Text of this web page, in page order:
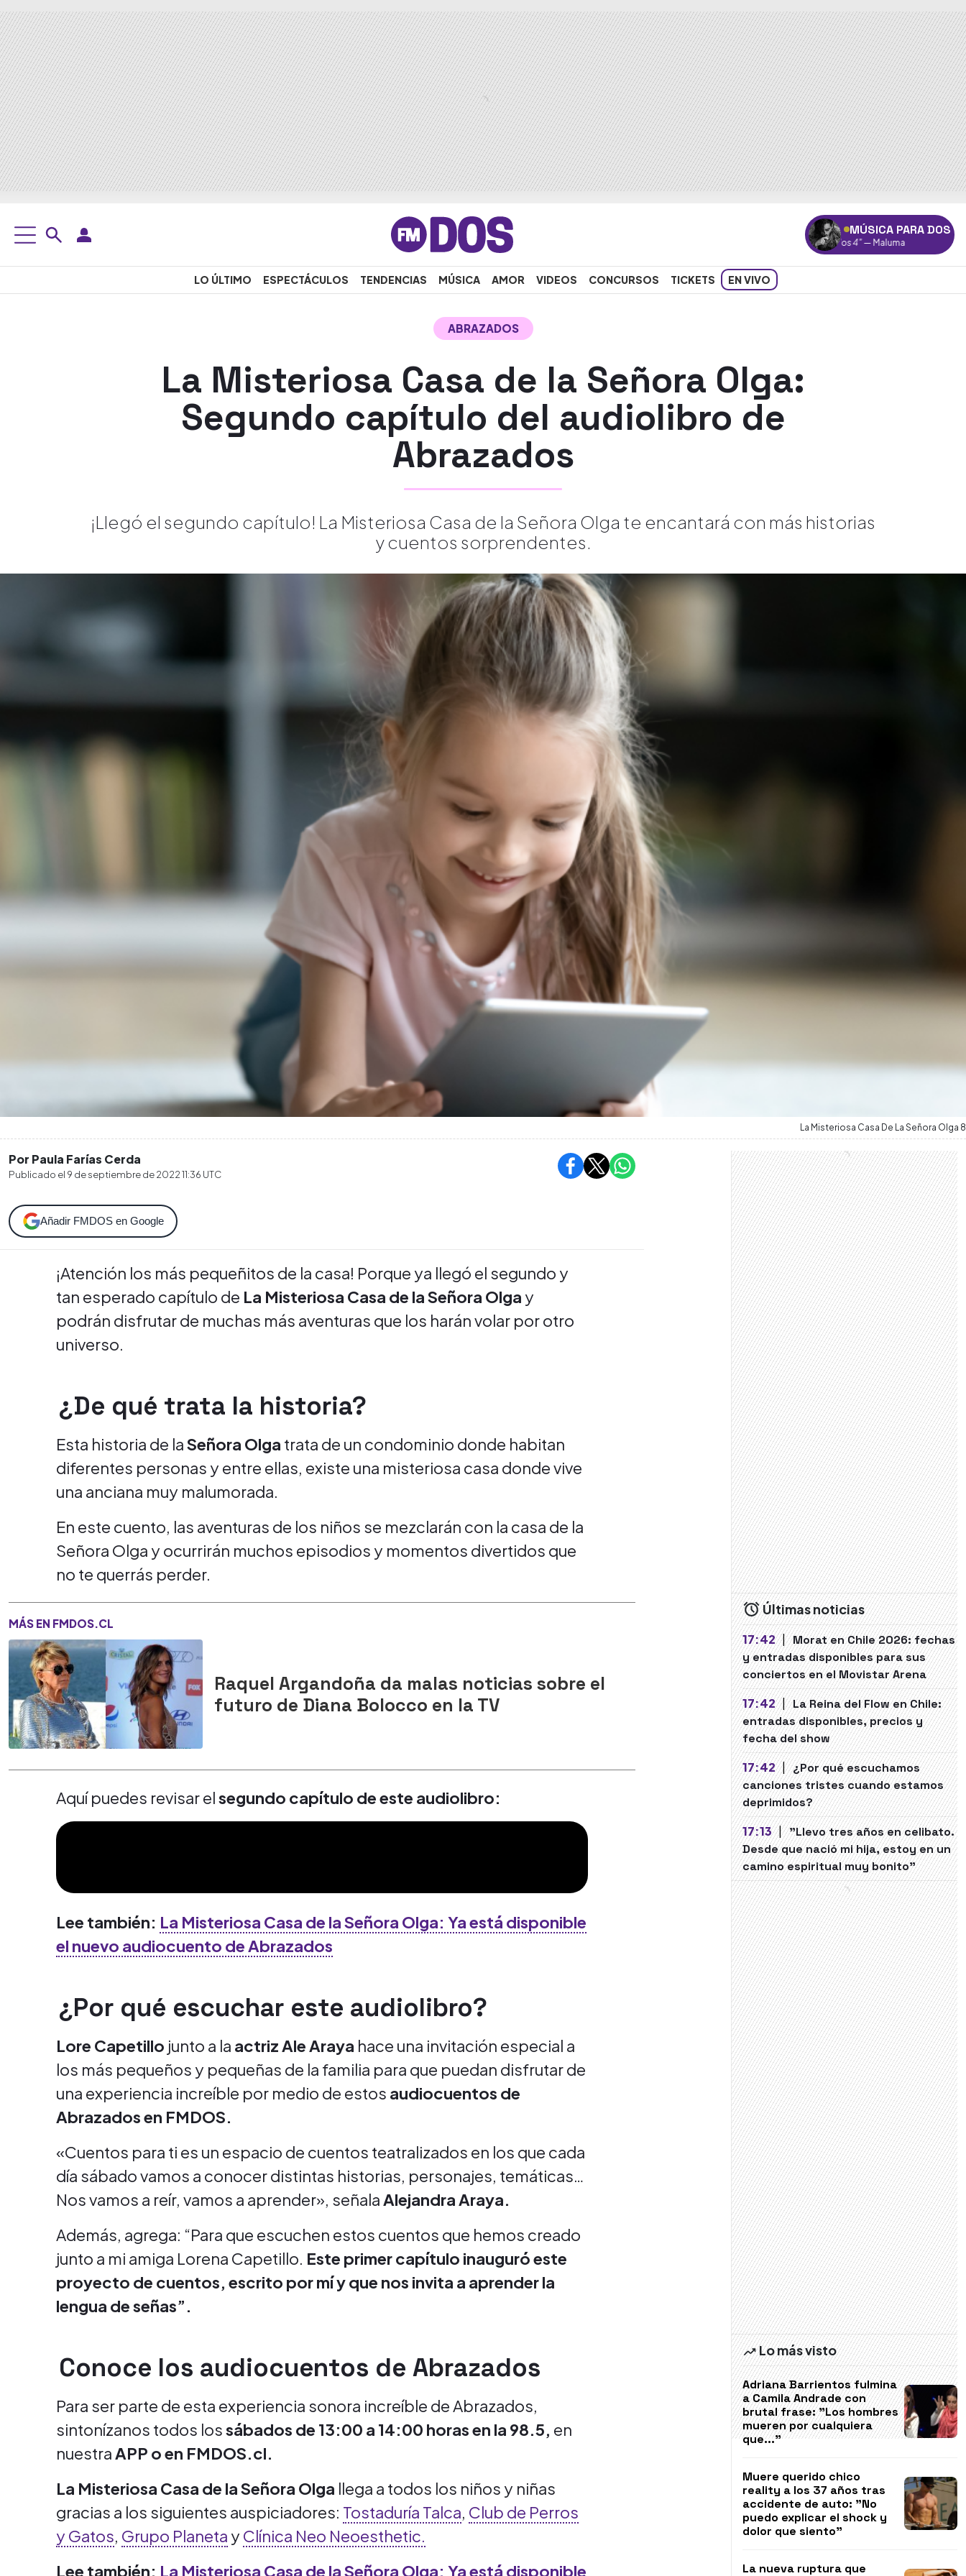
MÚSICA PARA DOS
"Felices los 4"— Maluma
LO ÚLTIMO ESPECTÁCULOS TENDENCIAS MÚSICA AMOR VIDEOS CONCURSOS TICKETS EN VIVO
ABRAZADOS
La Misteriosa Casa de la Señora Olga:
Segundo capítulo del audiolibro de
Abrazados
¡Llegó el segundo capítulo! La Misteriosa Casa de la Señora Olga te encantará con más historias
y cuentos sorprendentes.
La Misteriosa Casa De La Señora Olga 8
Por Paula Farías Cerda
Publicado el 9 de septiembre de 2022 11:36 UTC
Añadir FMDOS en Google
¡Atención los más pequeñitos de la casa! Porque ya llegó el segundo y
tan esperado capítulo de La Misteriosa Casa de la Señora Olga y
podrán disfrutar de muchas más aventuras que los harán volar por otro
universo.
¿De qué trata la historia?
Esta historia de laSeñora Olga trata de un condominio donde habitan
diferentes personas y entre ellas, existe una misteriosa casa donde vive
una anciana muy malumorada.
En este cuento, las aventuras de los niños se mezclarán con la casa de la
Señora Olga y ocurrirán muchos episodios y momentos divertidos que
no te querrás perder.
MÁS EN FMDOS.CL
Raquel Argandoña da malas noticias sobre el
futuro de Diana Bolocco en la TV
Aquí puedes revisar elsegundo capítulo de este audiolibro:
Lee también: La Misteriosa Casa de la Señora Olga: Ya está disponible
el nuevo audiocuento de Abrazados
¿Por qué escuchar este audiolibro?
Lore Capetillo junto a la actriz Ale Araya hace una invitación especial a
los más pequeños y pequeñas de la familia para que puedan disfrutar de
una experiencia increíble por medio de estos audiocuentos de
Abrazados en FMDOS.
«Cuentos para ti es un espacio de cuentos teatralizados en los que cada
día sábado vamos a conocer distintas historias, personajes, temáticas…
Nos vamos a reír, vamos a aprender», señalaAlejandra Araya.
Además, agrega: “Para que escuchen estos cuentos que hemos creado
junto a mi amiga Lorena Capetillo. Este primer capítulo inauguró este
proyecto de cuentos, escrito por mí y que nos invita a aprender la
lengua de señas”.
Conoce los audiocuentos de Abrazados
Para ser parte de esta experiencia sonora increíble de Abrazados,
sintonízanos todos lossábados de 13:00 a 14:00 horas en la 98.5, en
nuestraAPP o en FMDOS.cl.
La Misteriosa Casa de la Señora Olga llega a todos los niños y niñas
gracias a los siguientes auspiciadores: Tostaduría Talca, Club de Perros
y Gatos, Grupo Planeta y Clínica Neo Neoesthetic.
Lee también: La Misteriosa Casa de la Señora Olga: Ya está disponible
Últimas noticias
17:42 | Morat en Chile 2026: fechas
y entradas disponibles para sus
conciertos en el Movistar Arena
17:42 | La Reina del Flow en Chile:
entradas disponibles, precios y
fecha del show
17:42 | ¿Por qué escuchamos
canciones tristes cuando estamos
deprimidos?
17:13 | "Llevo tres años en celibato.
Desde que nació mi hija, estoy en un
camino espiritual muy bonito"
Lo más visto
Adriana Barrientos fulmina
a Camila Andrade con
brutal frase: "Los hombres
mueren por cualquiera
que..."
Muere querido chico
reality a los 37 años tras
accidente de auto: "No
puedo explicar el shock y
dolor que siento"
La nueva ruptura que